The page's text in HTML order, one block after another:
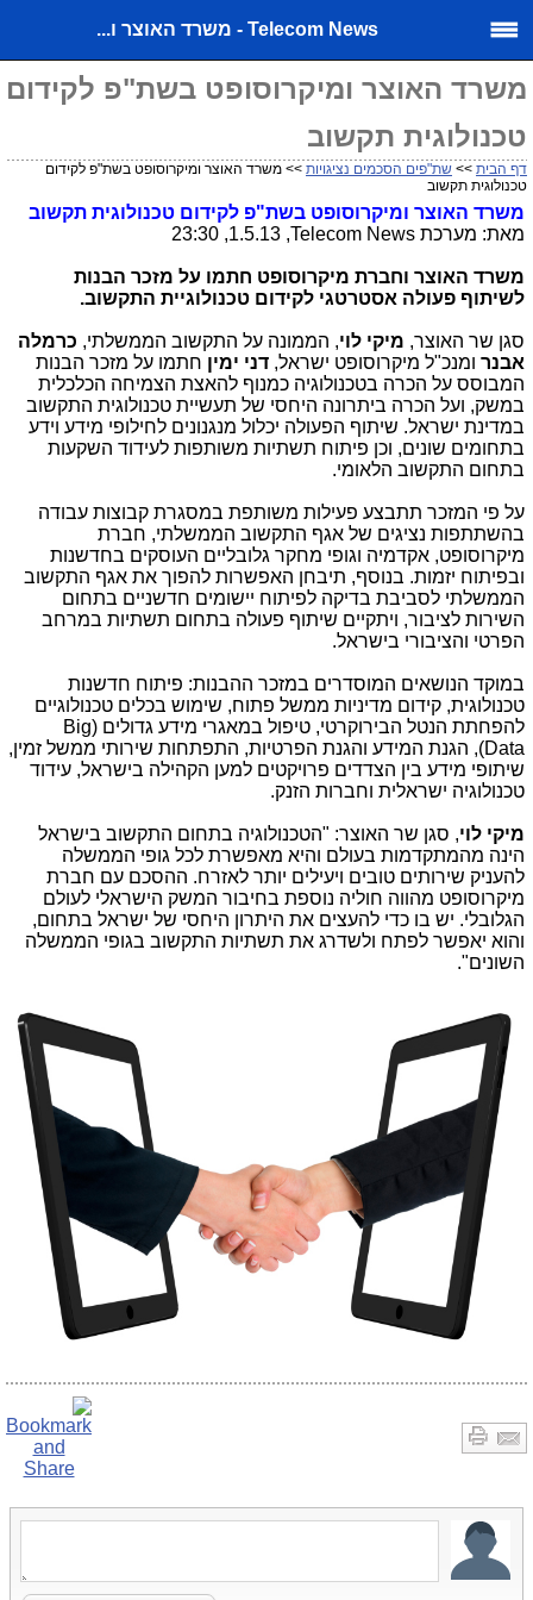
Telecom News - משרד האוצר ו...
משרד האוצר ומיקרוסופט בשת"פ לקידום
טכנולוגית תקשוב
דף הבית >> שת"פים הסכמים נציגויות >> משרד האוצר ומיקרוסופט בשת"פ לקידום
טכנולוגית תקשוב
משרד האוצר ומיקרוסופט בשת"פ לקידום טכנולוגית תקשוב
מאת: מערכת Telecom News
, 1.5.13, 23:30
משרד האוצר וחברת מיקרוסופט חתמו על מזכר הבנות
לשיתוף פעולה אסטרטגי לקידום טכנולוגיית התקשוב.
סגן שר האוצר, מיקי לוי, הממונה על התקשוב הממשלתי, כרמלה
אבנר ומנכ"ל מיקרוסופט ישראל, דני ימין חתמו על מזכר הבנות
המבוסס על הכרה בטכנולוגיה כמנוף להאצת הצמיחה הכלכלית
במשק, ועל הכרה ביתרונה היחסי של תעשיית טכנולוגית התקשוב
במדינת ישראל. שיתוף הפעולה יכלול מנגנונים לחילופי מידע וידע
בתחומים שונים, וכן פיתוח תשתיות משותפות לעידוד השקעות
בתחום התקשוב הלאומי.
על פי המזכר תתבצע פעילות משותפת במסגרת קבוצות עבודה
בהשתתפות נציגים של אגף התקשוב הממשלתי, חברת
מיקרוסופט, אקדמיה וגופי מחקר גלובליים העוסקים בחדשנות
ובפיתוח יזמות. בנוסף, תיבחן האפשרות להפוך את אגף התקשוב
הממשלתי לסביבת בדיקה לפיתוח יישומים חדשניים בתחום
השירות לציבור, ויתקיים שיתוף פעולה בתחום תשתיות במרחב
הפרטי והציבורי בישראל.
במוקד הנושאים המוסדרים במזכר ההבנות: פיתוח חדשנות
טכנולוגית, קידום מדיניות ממשל פתוח, שימוש בכלים טכנולוגיים
להפחתת הנטל הבירוקרטי, טיפול במאגרי מידע גדולים (Big
Data), הגנת המידע והגנת הפרטיות, התפתחות שירותי ממשל זמין,
שיתופי מידע בין הצדדים פרויקטים למען הקהילה בישראל, עידוד
טכנולוגיה ישראלית וחברות הזנק.
מיקי לוי, סגן שר האוצר: "הטכנולוגיה בתחום התקשוב בישראל
הינה מהמתקדמות בעולם והיא מאפשרת לכל גופי הממשלה
להעניק שירותים טובים ויעילים יותר לאזרח. ההסכם עם חברת
מיקרוסופט מהווה חוליה נוספת בחיבור המשק הישראלי לעולם
הגלובלי. יש בו כדי להעצים את היתרון היחסי של ישראל בתחום,
והוא יאפשר לפתח ולשדרג את תשתיות התקשוב בגופי הממשלה
השונים".